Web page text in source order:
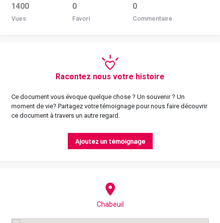
1400
Vues
0
Favori
0
Commentaire
Racontez nous votre histoire
Ce document vous évoque quelque chose ? Un souvenir ? Un
moment de vie? Partagez votre témoignage pour nous faire découvrir
ce document à travers un autre regard.
Ajoutez un témoignage
Chabeuil